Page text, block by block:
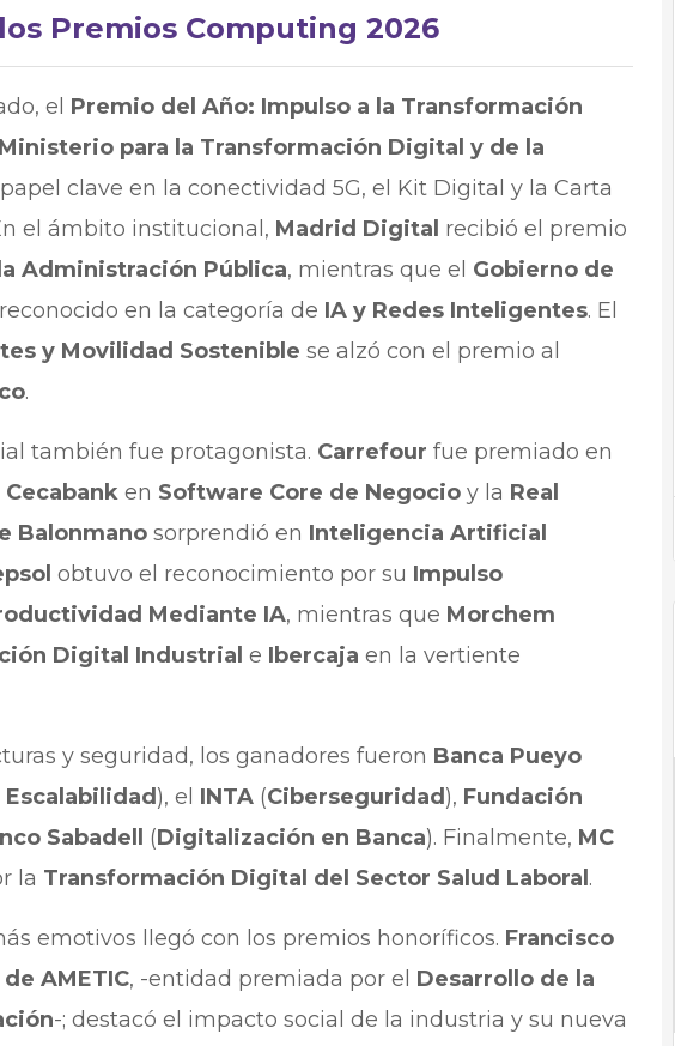
Premios Computing 2026
el Premio del Año: Impulso a la Transformación
Ministerio para la Transformación Digital y de la
clave en la conectividad 5G, el Kit Digital y la Carta
el ámbito institucional, Madrid Digital recibió el premio
Administración Pública, mientras que el Gobierno de
en la categoría de IA y Redes Inteligentes. El
y Movilidad Sostenible se alzó con el premio al
.
también fue protagonista. Carrefour fue premiado en
Cecabanken Software Core de Negocioy la Real
Balonmanosorprendió en Inteligencia Artificial
obtuvo el reconocimiento por su Impulso
Mediante IA, mientras que Morchem
Digital Industrial e Ibercaja en la vertiente
y seguridad, los ganadores fueron Banca Pueyo
), el INTA(Ciberseguridad ), Fundación
Sabadell (Digitalización en Banca). Finalmente, MC
la Transformación Digital del Sector Salud Laboral .
emotivos llegó con los premios honoríficos. Francisco
AMETIC, -entidad premiada por el Desarrollo de la
-; destacó el impacto social de la industria y su nueva